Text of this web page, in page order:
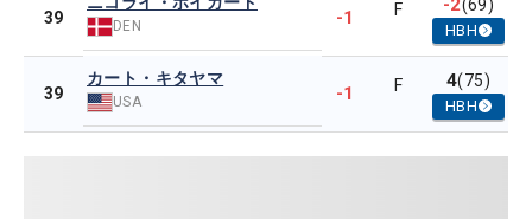
39 DEN -1 F -2(69)
HBH
39
カート・キタヤマ
USA -1 F 4(75)
HBH